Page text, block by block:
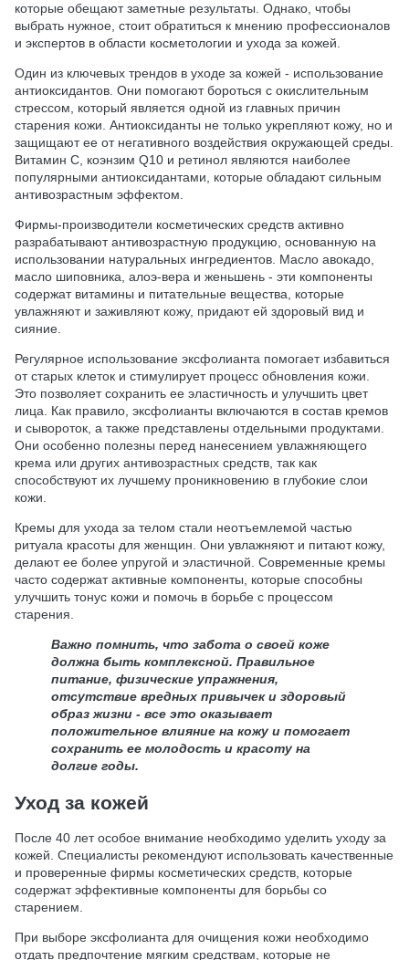
которые обещают заметные результаты. Однако, чтобы
выбрать нужное, стоит обратиться к мнению профессионалов
и экспертов в области косметологии и ухода за кожей.
Один из ключевых трендов в уходе за кожей - использование
антиоксидантов. Они помогают бороться с окислительным
стрессом, который является одной из главных причин
старения кожи. Антиоксиданты не только укрепляют кожу, но и
защищают ее от негативного воздействия окружающей среды.
Витамин С, коэнзим Q10 и ретинол являются наиболее
популярными антиоксидантами, которые обладают сильным
антивозрастным эффектом.
Фирмы-производители косметических средств активно
разрабатывают антивозрастную продукцию, основанную на
использовании натуральных ингредиентов. Масло авокадо,
масло шиповника, алоэ-вера и женьшень - эти компоненты
содержат витамины и питательные вещества, которые
увлажняют и заживляют кожу, придают ей здоровый вид и
сияние.
Регулярное использование эксфолианта помогает избавиться
от старых клеток и стимулирует процесс обновления кожи.
Это позволяет сохранить ее эластичность и улучшить цвет
лица. Как правило, эксфолианты включаются в состав кремов
и сывороток, а также представлены отдельными продуктами.
Они особенно полезны перед нанесением увлажняющего
крема или других антивозрастных средств, так как
способствуют их лучшему проникновению в глубокие слои
кожи.
Кремы для ухода за телом стали неотъемлемой частью
ритуала красоты для женщин. Они увлажняют и питают кожу,
делают ее более упругой и эластичной. Современные кремы
часто содержат активные компоненты, которые способны
улучшить тонус кожи и помочь в борьбе с процессом
старения.
Важно помнить, что забота о своей коже
должна быть комплексной. Правильное
питание, физические упражнения,
отсутствие вредных привычек и здоровый
образ жизни - все это оказывает
положительное влияние на кожу и помогает
сохранить ее молодость и красоту на
долгие годы.
Уход за кожей
После 40 лет особое внимание необходимо уделить уходу за
кожей. Специалисты рекомендуют использовать качественные
и проверенные фирмы косметических средств, которые
содержат эффективные компоненты для борьбы со
старением.
При выборе эксфолианта для очищения кожи необходимо
отдать предпочтение мягким средствам, которые не